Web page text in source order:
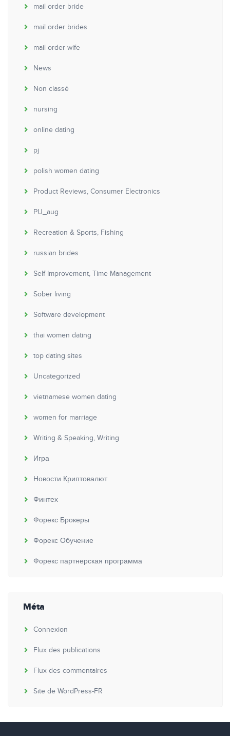
mail order bride
mail order brides
mail order wife
News
Non classé
nursing
online dating
pj
polish women dating
Product Reviews, Consumer Electronics
PU_aug
Recreation & Sports, Fishing
russian brides
Self Improvement, Time Management
Sober living
Software development
thai women dating
top dating sites
Uncategorized
vietnamese women dating
women for marriage
Writing & Speaking, Writing
Игра
Новости Криптовалют
Финтех
Форекс Брокеры
Форекс Обучение
Форекс партнерская программа
Méta
Connexion
Flux des publications
Flux des commentaires
Site de WordPress-FR